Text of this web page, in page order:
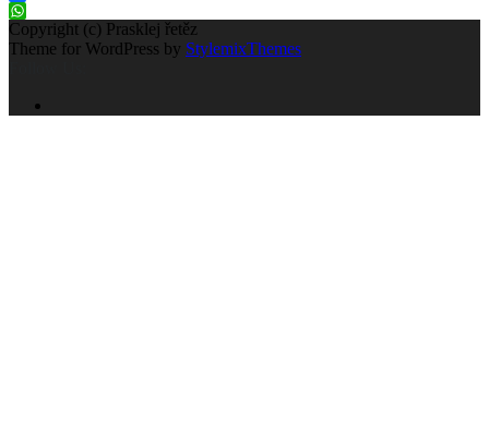
Facebook
WhatsApp
Copyright (c) Prasklej řetěz
Theme for WordPress by StylemixThemes